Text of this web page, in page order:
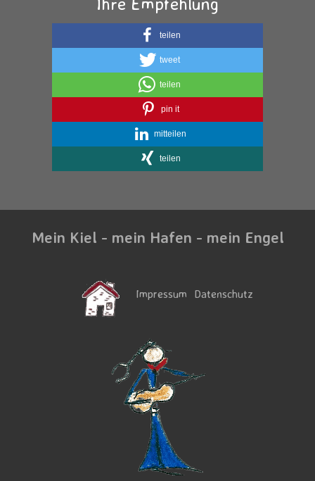
teilen
tweet
teilen
pin it
mitteilen
teilen
Mein Kiel - mein Hafen - mein Engel
Impressum Datenschutz